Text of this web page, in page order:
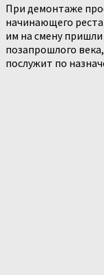
При демонтаже
начинающего
им на смену
позапрошлого
послужит по